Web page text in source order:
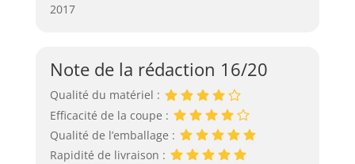
2017
Note de la rédaction 16/20
Qualité du matériel :
Efficacité de la coupe :
Qualité de l’emballage :
Rapidité de livraison :